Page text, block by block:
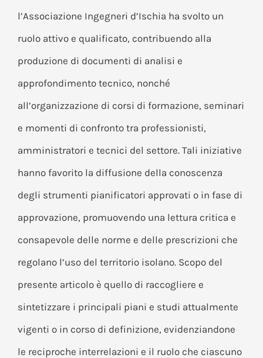
l’Associazione Ingegneri d’Ischia ha svolto un
ruolo attivo e qualificato, contribuendo alla
produzione di documenti di analisi e
approfondimento tecnico, nonché
all’organizzazione di corsi di formazione, seminari
e momenti di confronto tra professionisti,
amministratori e tecnici del settore. Tali iniziative
hanno favorito la diffusione della conoscenza
degli strumenti pianificatori approvati o in fase di
approvazione, promuovendo una lettura critica e
consapevole delle norme e delle prescrizioni che
regolano l’uso del territorio isolano. Scopo del
presente articolo è quello di raccogliere e
sintetizzare i principali piani e studi attualmente
vigenti o in corso di definizione, evidenziandone
le reciproche interrelazioni e il ruolo che ciascuno